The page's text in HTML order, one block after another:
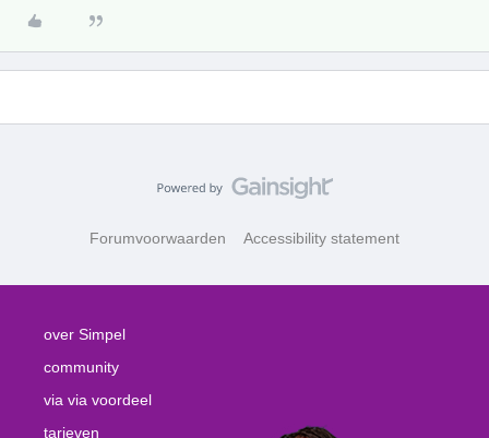
Forumvoorwaarden Accessibility statement
over Simpel
community
via via voordeel
tarieven